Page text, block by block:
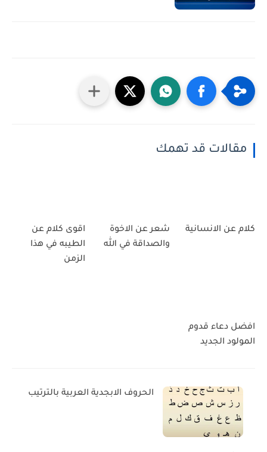
مقالات قد تهمك
كلام عن الانسانية
شعر عن الاخوة
والصداقة في الله
اقوى كلام عن
الطيبه في هذا
الزمن
افضل دعاء قدوم
المولود الجديد
الحروف الابجدية العربية بالترتيب